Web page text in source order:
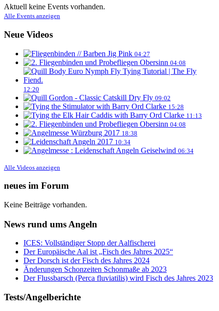
Aktuell keine Events vorhanden.
Alle Events anzeigen
Neue Videos
04:27
04:08
12:20
09:02
15:28
11:13
04:08
18:38
10:34
06:34
Alle Videos anzeigen
neues im Forum
Keine Beiträge vorhanden.
News rund ums Angeln
ICES: Vollständiger Stopp der Aalfischerei
Der Europäische Aal ist „Fisch des Jahres 2025“
Der Dorsch ist der Fisch des Jahres 2024
Änderungen Schonzeiten Schonmaße ab 2023
Der Flussbarsch (Perca fluviatilis) wird Fisch des Jahres 2023
Tests/Angelberichte